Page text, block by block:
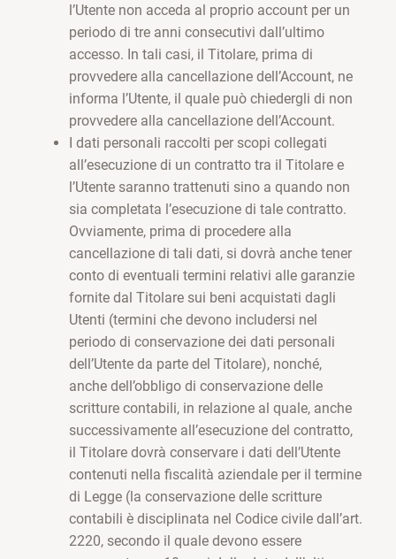
l’Utente non acceda al proprio account per un
periodo di tre anni consecutivi dall’ultimo
accesso. In tali casi, il Titolare, prima di
provvedere alla cancellazione dell’Account, ne
informa l’Utente, il quale può chiedergli di non
provvedere alla cancellazione dell’Account.
I dati personali raccolti per scopi collegati
all’esecuzione di un contratto tra il Titolare e
l’Utente saranno trattenuti sino a quando non
sia completata l’esecuzione di tale contratto.
Ovviamente, prima di procedere alla
cancellazione di tali dati, si dovrà anche tener
conto di eventuali termini relativi alle garanzie
fornite dal Titolare sui beni acquistati dagli
Utenti (termini che devono includersi nel
periodo di conservazione dei dati personali
dell’Utente da parte del Titolare), nonché,
anche dell’obbligo di conservazione delle
scritture contabili, in relazione al quale, anche
successivamente all’esecuzione del contratto,
il Titolare dovrà conservare i dati dell’Utente
contenuti nella fiscalità aziendale per il termine
di Legge (la conservazione delle scritture
contabili è disciplinata nel Codice civile dall’art.
2220, secondo il quale devono essere